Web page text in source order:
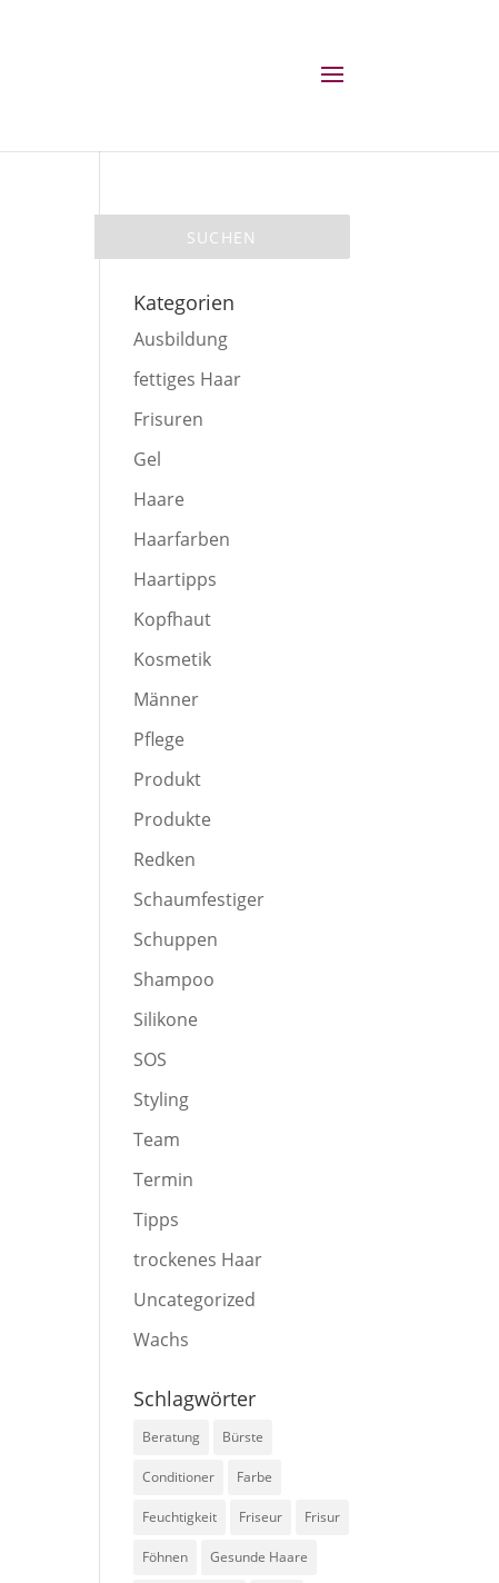
Kategorien
Ausbildung
fettiges Haar
Frisuren
Gel
Haare
Haarfarben
Haartipps
Kopfhaut
Kosmetik
Männer
Pflege
Produkt
Produkte
Redken
Schaumfestiger
Schuppen
Shampoo
Silikone
SOS
Styling
Team
Termin
Tipps
trockenes Haar
Uncategorized
Wachs
Schlagwörter
Beratung Bürste
Conditioner Farbe
Feuchtigkeit Friseur Frisur
Föhnen Gesunde Haare